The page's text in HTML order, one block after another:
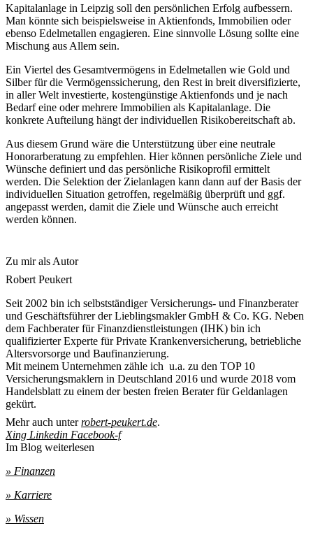
Kapitalanlage in Leipzig soll den persönlichen Erfolg aufbessern.
Man könnte sich beispielsweise in Aktienfonds, Immobilien oder
ebenso Edelmetallen engagieren. Eine sinnvolle Lösung sollte eine
Mischung aus Allem sein.
Ein Viertel des Gesamtvermögens in Edelmetallen wie Gold und
Silber für die Vermögenssicherung, den Rest in breit diversifizierte,
in aller Welt investierte, kostengünstige Aktienfonds und je nach
Bedarf eine oder mehrere Immobilien als Kapitalanlage. Die
konkrete Aufteilung hängt der individuellen Risikobereitschaft ab.
Aus diesem Grund wäre die Unterstützung über eine neutrale
Honorarberatung zu empfehlen. Hier können persönliche Ziele und
Wünsche definiert und das persönliche Risikoprofil ermittelt
werden. Die Selektion der Zielanlagen kann dann auf der Basis der
individuellen Situation getroffen, regelmäßig überprüft und ggf.
angepasst werden, damit die Ziele und Wünsche auch erreicht
werden können.
Zu mir als Autor
Robert Peukert
Seit 2002 bin ich selbstständiger Versicherungs- und Finanzberater
und Geschäftsführer der Lieblingsmakler GmbH & Co. KG. Neben
dem Fachberater für Finanzdienstleistungen (IHK) bin ich
qualifizierter Experte für Private Krankenversicherung, betriebliche
Altersvorsorge und Baufinanzierung.
Mit meinem Unternehmen zähle ich u.a. zu den TOP 10
Versicherungsmaklern in Deutschland 2016 und wurde 2018 vom
Handelsblatt zu einem der besten freien Berater für Geldanlagen
gekürt.
Mehr auch unterrobert-peukert.de.
Xing Linkedin Facebook-f
Im Blog weiterlesen
» Finanzen
» Karriere
» Wissen